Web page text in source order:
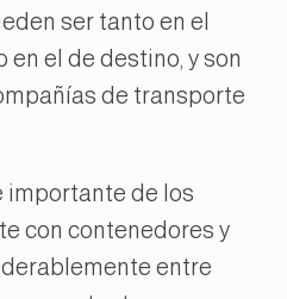
ser tanto en el
en el de destino, y son
de transporte
importante de los
con contenedores y
entre